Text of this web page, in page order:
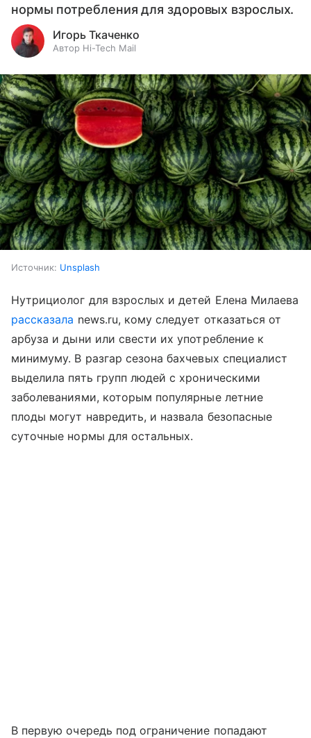
нормы потребления для здоровых взрослых.
Игорь Ткаченко
Автор Hi-Tech Mail
Источник: Unsplash
Нутрициолог для взрослых и детей Елена Милаева
рассказала news.ru, кому следует отказаться от
арбуза и дыни или свести их употребление к
минимуму. В разгар сезона бахчевых специалист
выделила пять групп людей с хроническими
заболеваниями, которым популярные летние
плоды могут навредить, и назвала безопасные
суточные нормы для остальных.
В первую очередь под ограничение попадают